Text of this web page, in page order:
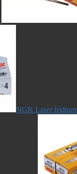
NGK Laser Iridium